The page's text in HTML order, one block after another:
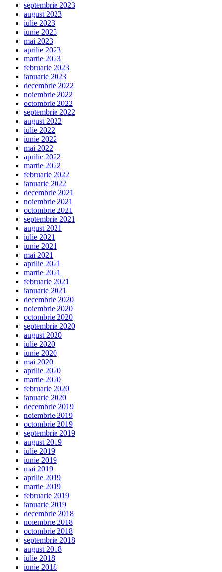
septembrie 2023
august 2023
iulie 2023
iunie 2023
mai 2023
aprilie 2023
martie 2023
februarie 2023
ianuarie 2023
decembrie 2022
noiembrie 2022
octombrie 2022
septembrie 2022
august 2022
iulie 2022
iunie 2022
mai 2022
aprilie 2022
martie 2022
februarie 2022
ianuarie 2022
decembrie 2021
noiembrie 2021
octombrie 2021
septembrie 2021
august 2021
iulie 2021
iunie 2021
mai 2021
aprilie 2021
martie 2021
februarie 2021
ianuarie 2021
decembrie 2020
noiembrie 2020
octombrie 2020
septembrie 2020
august 2020
iulie 2020
iunie 2020
mai 2020
aprilie 2020
martie 2020
februarie 2020
ianuarie 2020
decembrie 2019
noiembrie 2019
octombrie 2019
septembrie 2019
august 2019
iulie 2019
iunie 2019
mai 2019
aprilie 2019
martie 2019
februarie 2019
ianuarie 2019
decembrie 2018
noiembrie 2018
octombrie 2018
septembrie 2018
august 2018
iulie 2018
iunie 2018